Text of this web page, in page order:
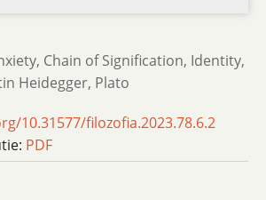
Chain of Signification, Identity,
Heidegger, Plato
10.31577/filozofia.2023.78.6.2
PDF